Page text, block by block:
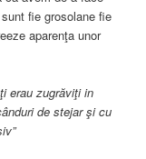
fie grosolane fie
aparenţa unor
ţi erau zugrăviţi in
ânduri de stejarşi cu